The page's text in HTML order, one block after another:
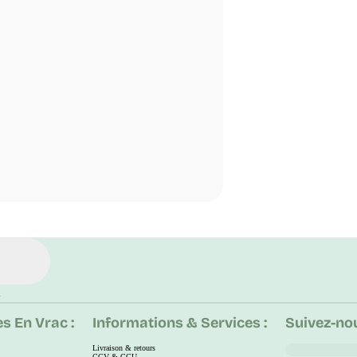
En Vrac : Informations & Services :
Livraison & retours
Suivez-